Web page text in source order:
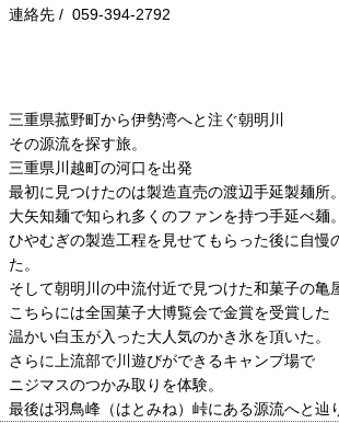
連絡先 / 059-394-2792
三重県菰野町から伊勢湾へと注ぐ朝明川
その源流を探す旅。
三重県川越町の河口を出発
最初に見つけたのは製造直売の渡辺手延製麺所。
大矢知麺で知られ多くのファンを持つ手延べ麺。
ひやむぎの製造工程を見せてもらった後に自慢
た。
そして朝明川の中流付近で見つけた和菓子の亀
こちらには全国菓子大博覧会で金賞を受賞した
温かい白玉が入った大人気のかき氷を頂いた。
さらに上流部で川遊びができるキャンプ場で
ニジマスのつかみ取りを体験。
最後は羽鳥峰（はとみね）峠にある源流へと辿